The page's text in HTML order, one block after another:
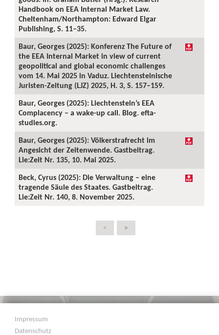
Handbook on EEA Internal Market Law.
Cheltenham/Northampton: Edward Elgar
Publishing, S. 11–35.
Baur, Georges (2025): Konferenz The Future of
the EEA Internal Market in view of current
geopolitical and global economic challenges
vom 14. Mai 2025 in Vaduz. Liechtensteinische
Juristen-Zeitung (LJZ) 2025, H. 3, S. 157–159.
Baur, Georges (2025): Liechtenstein’s EEA
Complacency – a wake-up call. Blog. efta-
studies.org.
Baur, Georges (2025): Völkerstrafrecht im
Angesicht der Zeitenwende. Gastbeitrag.
Lie:Zeit Nr. 135, 10. Mai 2025.
Beck, Cyrus (2025): Die Verwaltung – eine
tragende Säule des Staates. Gastbeitrag.
Lie:Zeit Nr. 140, 8. November 2025.
< >
Impressum
Datenschutz